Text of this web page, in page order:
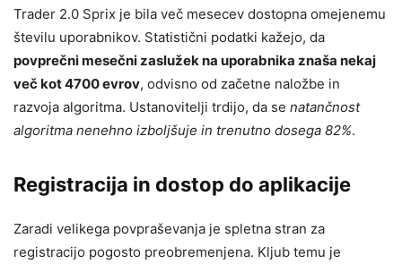
Trader 2.0 Sprix je bila več mesecev dostopna omejenemu
številu uporabnikov. Statistični podatki kažejo, da
povprečni mesečni zaslužek na uporabnika znaša nekaj
več kot 4700 evrov, odvisno od začetne naložbe in
razvoja algoritma. Ustanovitelji trdijo, da se natančnost
algoritma nenehno izboljšuje in trenutno dosega 82%.
Registracija in dostop do aplikacije
Zaradi velikega povpraševanja je spletna stran za
registracijo pogosto preobremenjena. Kljub temu je